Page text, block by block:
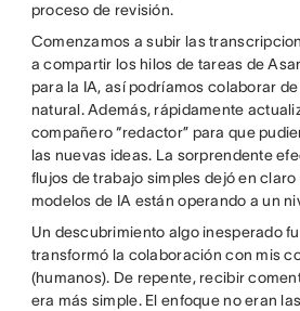
proceso de revisión.
Comenzamos a subir las
a compartir los hilos de tareas de
para la IA, así podríamos colaborar
natural. Además, rápidamente
compañero “redactor” para que
las nuevas ideas. La sorprendente
flujos de trabajo simples dejó en
modelos de IA están operando a un
Un descubrimiento algo inesperado
transformó la colaboración con mis
(humanos). De repente, recibir
era más simple. El enfoque no eran